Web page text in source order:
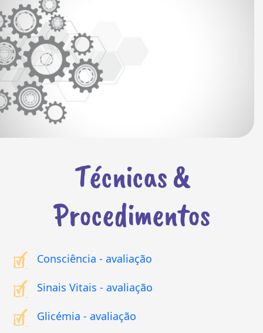
Técnicas &
Procedimentos
Consciência - avaliação
Sinais Vitais - avaliação
Glicémia - avaliação